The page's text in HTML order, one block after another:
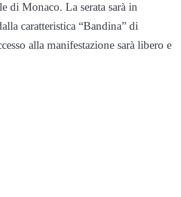
di Monaco. La serata sarà in
caratteristica “Bandina” di
alla manifestazione sarà libero e